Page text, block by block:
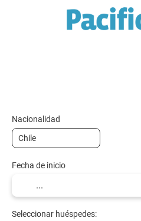
Nacionalidad
Fecha de inicio
Seleccionar huéspedes: